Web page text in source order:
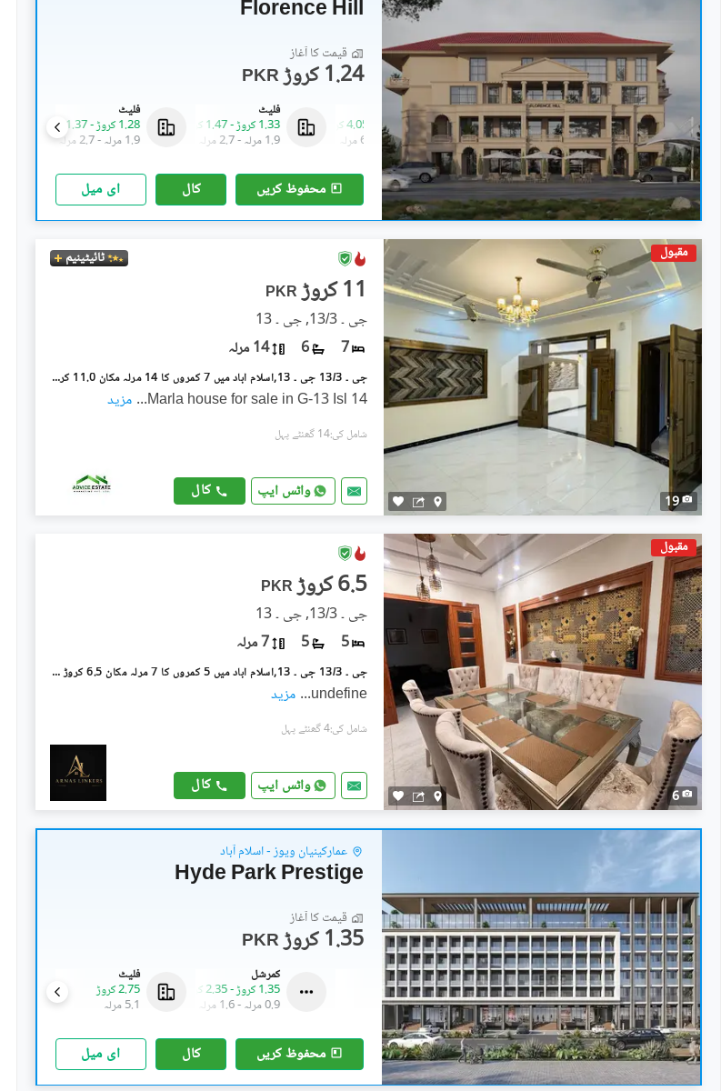
Florence Hill
قیمت کا آغاز
PKR 1.24 کروڑ
فلیٹ
1.28 کروڑ
-1.37 کروڑ
1.9 مرلہ
-2.7 مرلہ
فلیٹ
1.33 کروڑ
-1.47 کروڑ
1.9 مرلہ
-2.7 مرلہ
فلیٹ
3.06 کروڑ
4.05 کروڑ
4.9 مرلہ
- 6.5 مرلہ
محفوظ کریں کال ای میل
مقبول
19
ٹائیٹینیم
PKR 11 کروڑ
جی ۔ 13/3, جی ۔ 13
7
6 14 مرلہ
جی ۔ 13/3 جی ۔ 13,اسلام آباد میں 7 کمروں کا 14 مرلہ مکان 11.0 کروڑ میں برائے فروخت۔
14 Marla house for sale in G-13 Isl
... مزید
شامل کی:14 گھنٹے پہل
واٹس ایپ کال
مقبول
6
PKR 6.5 کروڑ
جی ۔ 13/3, جی ۔ 13
5
5 7 مرلہ
جی ۔ 13/3 جی ۔ 13,اسلام آباد میں 5 کمروں کا 7 مرلہ مکان 6.5 کروڑ میں برائے فروخت۔
undefine
... مزید
شامل کی:4 گھنٹے پہل
واٹس ایپ کال
عمارکینیان ویوز - اسلام آباد
Hyde Park Prestige
قیمت کا آغاز
PKR 1.35 کروڑ
فلیٹ
2.75 کروڑ
5.1 مرلہ
کمرشل
1.35 کروڑ
-2.35 کروڑ
0.9 مرلہ
-1.6 مرلہ
فلیٹ
1.61 کروڑ
3 مرلہ
محفوظ کریں کال ای میل